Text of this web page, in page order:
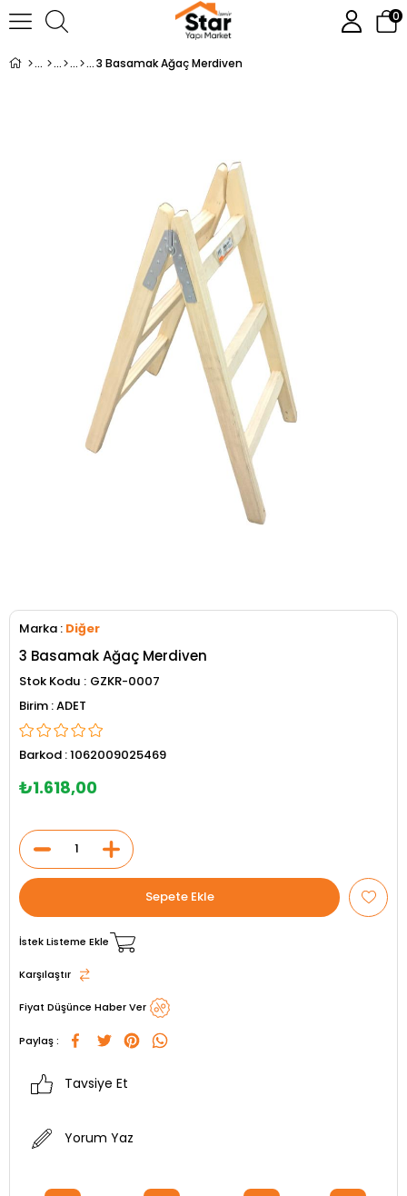
0
3 Basamak Ağaç Merdiven
Marka : Diğer
3 Basamak Ağaç Merdiven
Stok Kodu
GZKR-0007
ADET
Barkod :1062009025469
₺1.618,00
İstek Listeme Ekle
Karşılaştır
Fiyat Düşünce Haber Ver
Paylaş :
Tavsiye Et
Yorum Yaz